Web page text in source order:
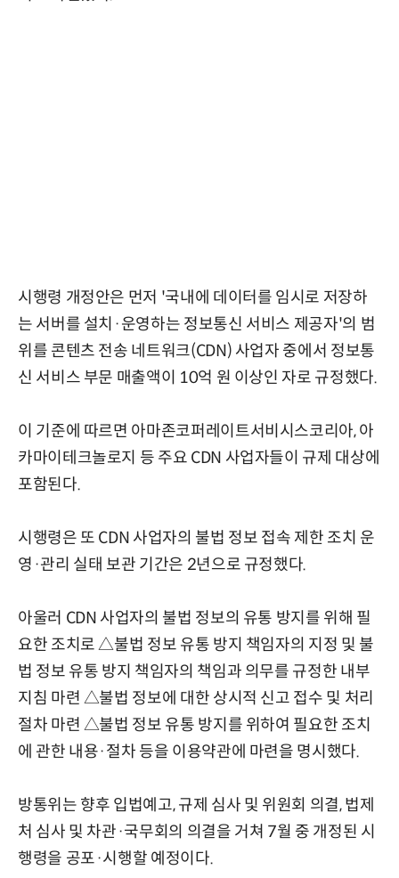
시행령 개정안은 먼저 '국내에 데이터를 임시로 저장하
는 서버를 설치·운영하는 정보통신 서비스 제공자'의 범
위를 콘텐츠 전송 네트워크(CDN) 사업자 중에서 정보통
신 서비스 부문 매출액이 10억 원 이상인 자로 규정했다.
이 기준에 따르면 아마존코퍼레이트서비시스코리아, 아
카마이테크놀로지 등 주요 CDN 사업자들이 규제 대상에
포함된다.
시행령은 또 CDN 사업자의 불법 정보 접속 제한 조치 운
영·관리 실태 보관 기간은 2년으로 규정했다.
아울러 CDN 사업자의 불법 정보의 유통 방지를 위해 필
요한 조치로 △불법 정보 유통 방지 책임자의 지정 및 불
법 정보 유통 방지 책임자의 책임과 의무를 규정한 내부
지침 마련 △불법 정보에 대한 상시적 신고 접수 및 처리
절차 마련 △불법 정보 유통 방지를 위하여 필요한 조치
에 관한 내용·절차 등을 이용약관에 마련을 명시했다.
방통위는 향후 입법예고, 규제 심사 및 위원회 의결, 법제
처 심사 및 차관·국무회의 의결을 거쳐 7월 중 개정된 시
행령을 공포·시행할 예정이다.